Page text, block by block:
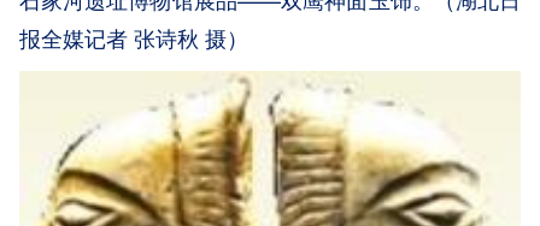
报全媒记者 张诗秋 摄）